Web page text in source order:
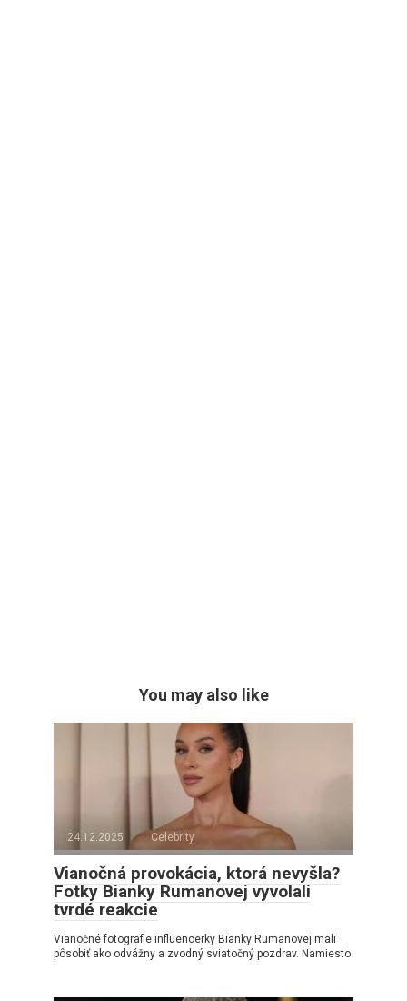
You may also like
24.12.2025 Celebrity
Vianočná provokácia, ktorá nevyšla?
Fotky Bianky Rumanovej vyvolali
tvrdé reakcie
Vianočné fotografie influencerky Bianky Rumanovej mali
pôsobiť ako odvážny a zvodný sviatočný pozdrav. Namiesto